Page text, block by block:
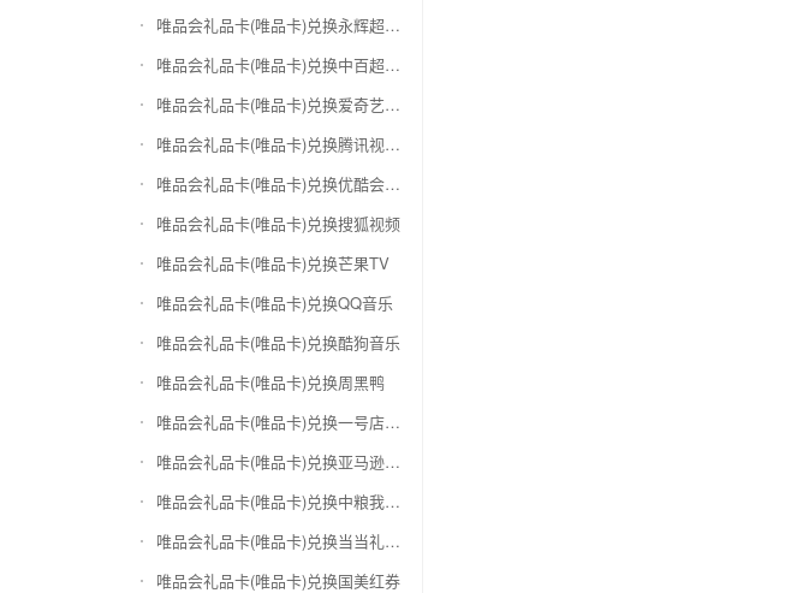
唯品会礼品卡(唯品卡)兑换永辉超市卡（限实体卡）
唯品会礼品卡(唯品卡)兑换中百超市购物卡
唯品会礼品卡(唯品卡)兑换爱奇艺会员激活码
唯品会礼品卡(唯品卡)兑换腾讯视频会员激活码
唯品会礼品卡(唯品卡)兑换优酷会员激活码
唯品会礼品卡(唯品卡)兑换搜狐视频
唯品会礼品卡(唯品卡)兑换芒果TV
唯品会礼品卡(唯品卡)兑换QQ音乐
唯品会礼品卡(唯品卡)兑换酷狗音乐
唯品会礼品卡(唯品卡)兑换周黑鸭
唯品会礼品卡(唯品卡)兑换一号店礼品卡
唯品会礼品卡(唯品卡)兑换亚马逊（只要实体卡）
唯品会礼品卡(唯品卡)兑换中粮我买网礼品卡
唯品会礼品卡(唯品卡)兑换当当礼品卡
唯品会礼品卡(唯品卡)兑换国美红券